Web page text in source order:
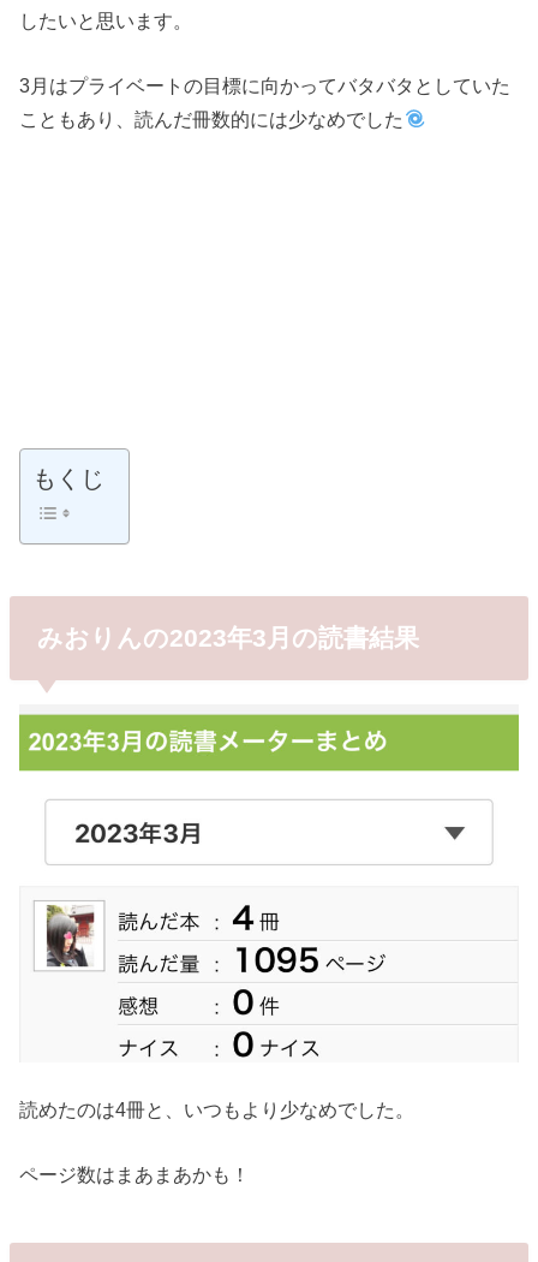
したいと思います。
3月はプライベートの目標に向かってバタバタとしていた
こともあり、読んだ冊数的には少なめでした
もくじ
みおりんの2023年3月の読書結果
読めたのは4冊と、いつもより少なめでした。
ページ数はまあまあかも！